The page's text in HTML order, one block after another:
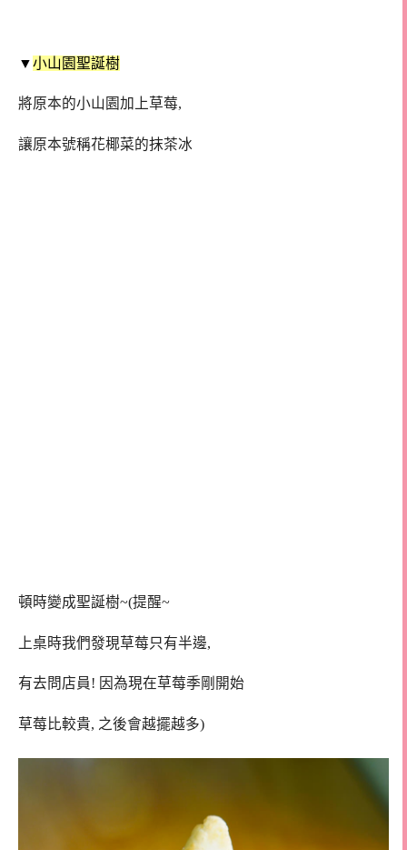
▼小山園聖誕樹
將原本的小山園加上草莓,
讓原本號稱花椰菜的抹茶冰
頓時變成聖誕樹~(提醒~
上桌時我們發現草莓只有半邊,
有去問店員! 因為現在草莓季剛開始
草莓比較貴, 之後會越擺越多)